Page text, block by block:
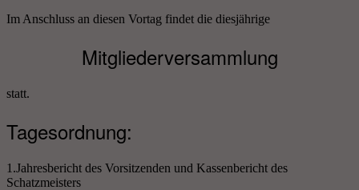
Im Anschluss an diesen Vortag findet die diesjährige
Mitgliederversammlung
statt.
Tagesordnung:
1.Jahresbericht des Vorsitzenden und Kassenbericht des
Schatzmeisters